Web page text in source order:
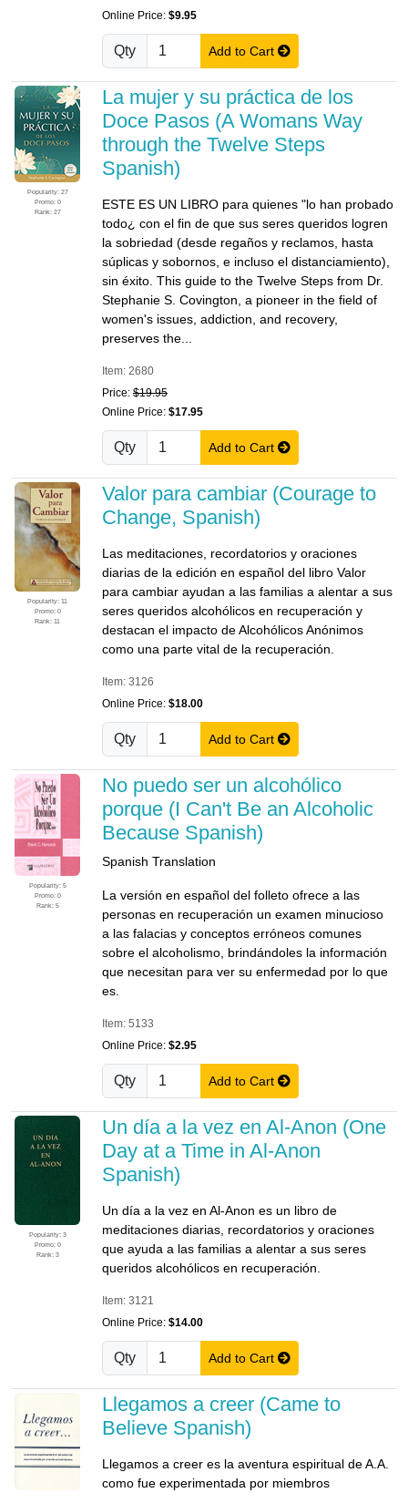
Online Price: $9.95
Qty Add to Cart
Popularity: 27
Promo: 0
Rank: 27
La mujer y su práctica de los
Doce Pasos (A Womans Way
through the Twelve Steps
Spanish)
ESTE ES UN LIBRO para quienes "lo han probado
todo¿ con el fin de que sus seres queridos logren
la sobriedad (desde regaños y reclamos, hasta
súplicas y sobornos, e incluso el distanciamiento),
sin éxito. This guide to the Twelve Steps from Dr.
Stephanie S. Covington, a pioneer in the field of
women's issues, addiction, and recovery,
preserves the...
Item: 2680
Price: $19.95
Online Price: $17.95
Qty Add to Cart
Popularity: 11
Promo: 0
Rank: 11
Valor para cambiar (Courage to
Change, Spanish)
Las meditaciones, recordatorios y oraciones
diarias de la edición en español del libro Valor
para cambiar ayudan a las familias a alentar a sus
seres queridos alcohólicos en recuperación y
destacan el impacto de Alcohólicos Anónimos
como una parte vital de la recuperación.
Item: 3126
Online Price: $18.00
Qty Add to Cart
Popularity: 5
Promo: 0
Rank: 5
No puedo ser un alcohólico
porque (I Can't Be an Alcoholic
Because Spanish)
Spanish Translation
La versión en español del folleto ofrece a las
personas en recuperación un examen minucioso
a las falacias y conceptos erróneos comunes
sobre el alcoholismo, brindándoles la información
que necesitan para ver su enfermedad por lo que
es.
Item: 5133
Online Price: $2.95
Qty Add to Cart
Popularity: 3
Promo: 0
Rank: 3
Un día a la vez en Al-Anon (One
Day at a Time in Al-Anon
Spanish)
Un día a la vez en Al-Anon es un libro de
meditaciones diarias, recordatorios y oraciones
que ayuda a las familias a alentar a sus seres
queridos alcohólicos en recuperación.
Item: 3121
Online Price: $14.00
Qty Add to Cart
Llegamos a creer (Came to
Believe Spanish)
Llegamos a creer es la aventura espiritual de A.A.
como fue experimentada por miembros